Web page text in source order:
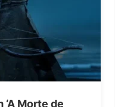
Morte de